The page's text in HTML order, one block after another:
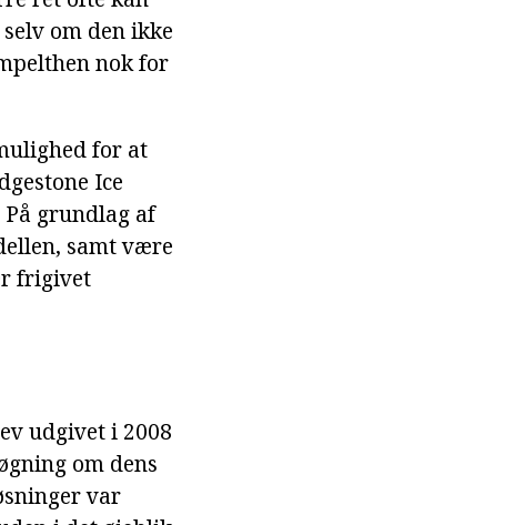
om den ikke
nok for
for at
Ice
grundlag af
samt være
frigivet
udgivet i 2008
om dens
var